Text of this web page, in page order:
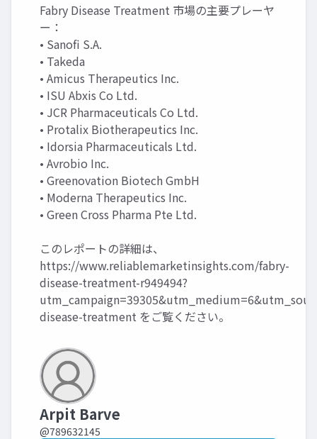
Fabry Disease Treatment 市場の主要プレーヤ
ー：
• Sanofi S.A.
• Takeda
• Amicus Therapeutics Inc.
• ISU Abxis Co Ltd.
• JCR Pharmaceuticals Co Ltd.
• Protalix Biotherapeutics Inc.
• Idorsia Pharmaceuticals Ltd.
• Avrobio Inc.
• Greenovation Biotech GmbH
• Moderna Therapeutics Inc.
• Green Cross Pharma Pte Ltd.
このレポートの詳細は、
https://www.reliablemarketinsights.com/fabry-
disease-treatment-r949494?
disease-treatment をご覧ください。
Arpit Barve
@789632145